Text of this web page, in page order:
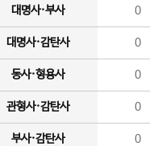
대명사·부사 0
대명사·감탄사 0
동사·형용사 0
관형사·감탄사 0
부사·감탄사 0